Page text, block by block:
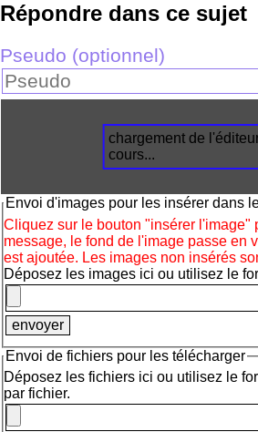
Répondre dans ce sujet
Pseudo (optionnel)
chargement de
cours...
Envoi d'images pour les insérer dans
Cliquez sur le bouton "insérer l'image"
message, le fond de l'image passe en
est ajoutée. Les images non insérés
Déposez les images ici ou utilisez le
Envoi de fichiers pour les télécharger
Déposez les fichiers ici ou utilisez le
par fichier.